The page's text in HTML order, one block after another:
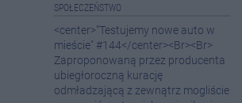
SPOŁECZEŃSTWO
<center>"Testujemy nowe auto w
mieście" #144</center><Br><Br>
Zaproponowaną przez producenta
ubiegłoroczną kurację
odmładzającą z zewnątrz mogliście